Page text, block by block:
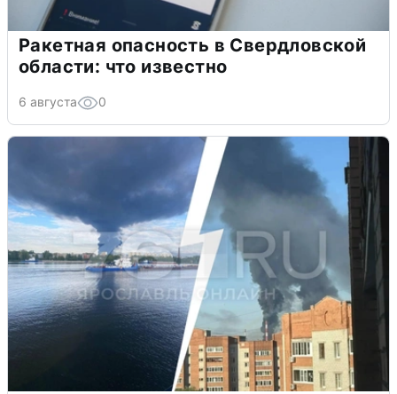
Ракетная опасность в Свердловской
области: что известно
6 августа 0